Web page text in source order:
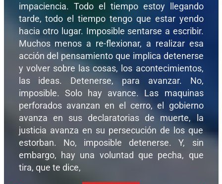
impaciencia. Todo el tiempo estoy llegando
tarde, todo el tiempo tengo que estar yendo
hacia otro lugar. Imposible sentarse a escribir.
Muchos menos a re-flexionar, a realizar esa
acción del pensamiento que implica detenerse
y volver sobre las cosas, los acontecimientos,
las ideas. Detenerse, para avanzar. No,
imposible. Solo hay avance. Las maquinas
perforados avanzan en el cerro, el gobierno
avanza en sus declaratorias de muerte, la
justicia avanza en su persecución de los que
estorban. No, imposible detenerse. Y, sin
embargo, hay una voluntad que pecha, que
tira, que te dice,